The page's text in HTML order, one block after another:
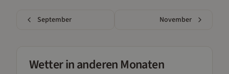
September November
Wetter in anderen Monaten